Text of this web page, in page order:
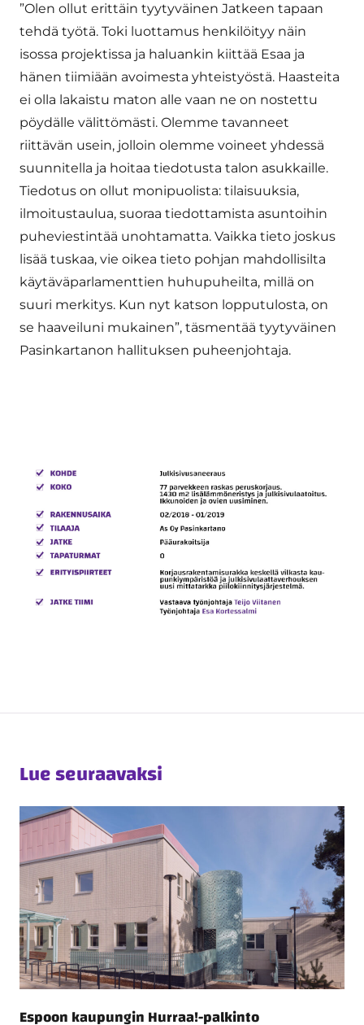
”Olen ollut erittäin tyytyväinen Jatkeen tapaan
tehdä työtä. Toki luottamus henkilöityy näin
isossa projektissa ja haluankin kiittää Esaa ja
hänen tiimiään avoimesta yhteistyöstä. Haasteita
ei olla lakaistu maton alle vaan ne on nostettu
pöydälle välittömästi. Olemme tavanneet
riittävän usein, jolloin olemme voineet yhdessä
suunnitella ja hoitaa tiedotusta talon asukkaille.
Tiedotus on ollut monipuolista: tilaisuuksia,
ilmoitustaulua, suoraa tiedottamista asuntoihin
puheviestintää unohtamatta. Vaikka tieto joskus
lisää tuskaa, vie oikea tieto pohjan mahdollisilta
käytäväparlamenttien huhupuheilta, millä on
suuri merkitys. Kun nyt katson lopputulosta, on
se haaveiluni mukainen”, täsmentää tyytyväinen
Pasinkartanon hallituksen puheenjohtaja.
Lue seuraavaksi
Espoon kaupungin Hurraa!-palkinto